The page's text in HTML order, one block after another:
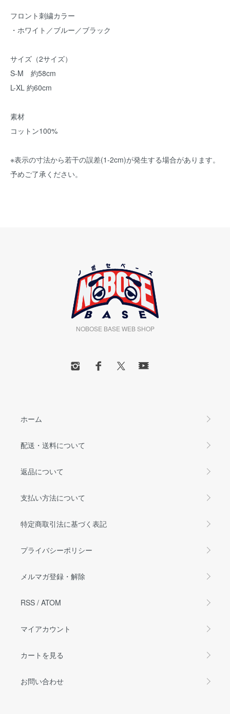
フロント刺繍カラー
・ホワイト／ブルー／ブラック
サイズ（2サイズ）
S-M 約58cm
L-XL 約60cm
素材
コットン100%
※表示の寸法から若干の誤差(1-2cm)が発生する場合があります。
予めご了承ください。
NOBOSE BASE WEB SHOP
ホーム
配送・送料について
返品について
支払い方法について
特定商取引法に基づく表記
プライバシーポリシー
メルマガ登録・解除
RSS / ATOM
マイアカウント
カートを見る
お問い合わせ